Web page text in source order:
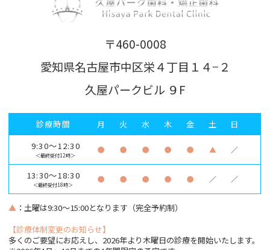
〒460-0008
愛知県名古屋市中区栄４丁目１４−２
久屋パークビル ９F
診療時間 月 火 水 木 金 土
日
9:30～12:30
＜最終受付12時＞
● ● ● ● ● ▲ ／
13:30～18:30
＜最終受付18時＞
● ● ● ● ● ／ ／
▲ ：土曜は9:30～15:00となります（完全予約制）
【診療体制変更のお知らせ】
多くのご要望にお応えし、2026年より木曜日の診療を開始いたします。